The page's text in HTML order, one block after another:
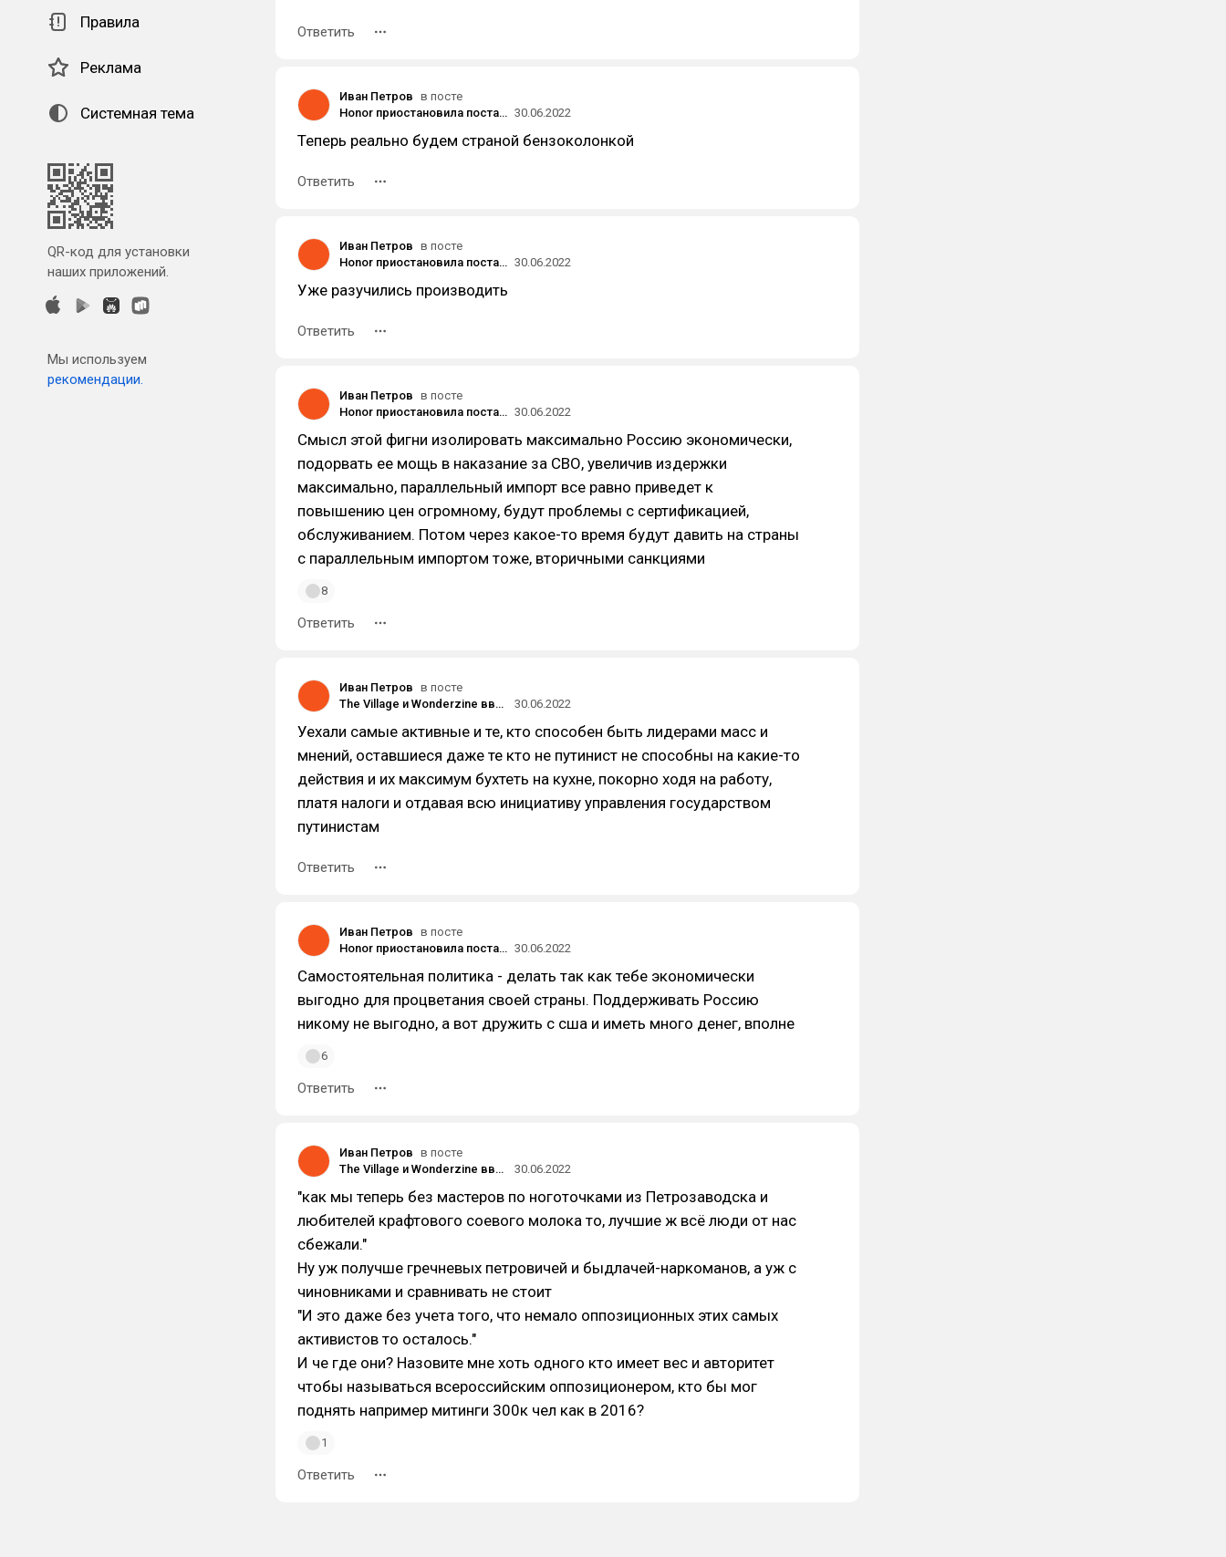
Правила
Реклама
Системная тема
QR-код для установки
наших приложений.
Мы используем
рекомендации.
Ответить
Иван Петров в посте
Honor приостановила поставки в Россию из Китая, но ищет партнёров для параллельного импорта — «Ведомости» 30.06.2022
Теперь реально будем страной бензоколонкой
Ответить
Иван Петров в посте
Honor приостановила поставки в Россию из Китая, но ищет партнёров для параллельного импорта — «Ведомости» 30.06.2022
Уже разучились производить
Ответить
Иван Петров в посте
Honor приостановила поставки в Россию из Китая, но ищет партнёров для параллельного импорта — «Ведомости» 30.06.2022
Смысл этой фигни изолировать максимально Россию экономически,
подорвать ее мощь в наказание за СВО, увеличив издержки
максимально, параллельный импорт все равно приведет к
повышению цен огромному, будут проблемы с сертификацией,
обслуживанием. Потом через какое-то время будут давить на страны
с параллельным импортом тоже, вторичными санкциями
8
Ответить
Иван Петров в посте
The Village и Wonderzine ввели платную подписку почти на все материалы
30.06.2022
Уехали самые активные и те, кто способен быть лидерами масс и
мнений, оставшиеся даже те кто не путинист не способны на какие-то
действия и их максимум бухтеть на кухне, покорно ходя на работу,
платя налоги и отдавая всю инициативу управления государством
путинистам
Ответить
Иван Петров в посте
Honor приостановила поставки в Россию из Китая, но ищет партнёров для параллельного импорта — «Ведомости» 30.06.2022
Самостоятельная политика - делать так как тебе экономически
выгодно для процветания своей страны. Поддерживать Россию
никому не выгодно, а вот дружить с сша и иметь много денег, вполне
6
Ответить
Иван Петров в посте
The Village и Wonderzine ввели платную подписку почти на все материалы
30.06.2022
"как мы теперь без мастеров по ноготочками из Петрозаводска и
любителей крафтового соевого молока то, лучшие ж всё люди от нас
сбежали."
Ну уж получше гречневых петровичей и быдлачей-наркоманов, а уж с
чиновниками и сравнивать не стоит
"И это даже без учета того, что немало оппозиционных этих самых
активистов то осталось."
И че где они? Назовите мне хоть одного кто имеет вес и авторитет
чтобы называться всероссийским оппозиционером, кто бы мог
поднять например митинги 300к чел как в 2016?
1
Ответить